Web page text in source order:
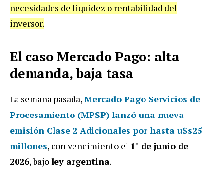
necesidades de liquidez o rentabilidad del
inversor.
El caso Mercado Pago: alta
demanda, baja tasa
La semana pasada,Mercado Pago Servicios de
Procesamiento (MPSP) lanzó una nueva
emisión Clase 2 Adicionales por hasta u$s25
millones, con vencimiento el 1° de junio de
2026, bajoley argentina.